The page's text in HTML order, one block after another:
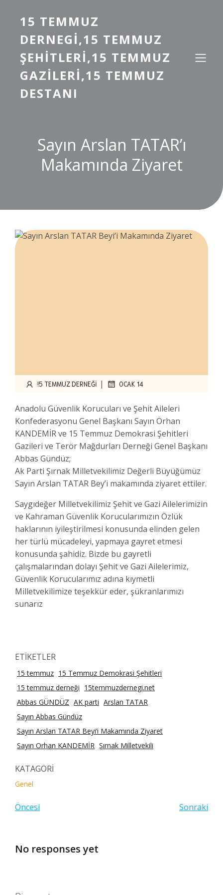
15 TEMMUZ
DERNEGI,15 TEMMUZ
ŞEHITLERI,15 TEMMUZ
GAZILERI,15 TEMMUZ
DESTANI
Sayın Arslan TATAR’ı
Makamında Ziyaret
!5 TEMMUZ DERNEĞI | OCAK 14
Anadolu Güvenlik Korucuları ve Şehit Aileleri
Konfederasyonu Genel Başkanı Sayın Orhan
KANDEMİR ve 15 Temmuz Demokrasi Şehitleri
Gazileri ve Terör Mağdurları Derneği Genel Başkanı
Abbas Gündüz;
Ak Parti Şırnak Milletvekilimiz Değerli Büyüğümüz
Sayın Arslan TATAR Bey’i makamında ziyaret ettiler.
Saygıdeğer Milletvekilimiz Şehit ve Gazi Ailelerimizin
ve Kahraman Güvenlik Korucularımızın Özlük
haklarının iyileştirilmesi konusunda elinden gelen
her türlü mücadeleyi, yapmaya gayret etmesi
konusunda şahidiz. Bizde bu gayretli
çalışmalarından dolayı Şehit ve Gazi Ailelerimiz,
Güvenlik Korucularımız adına kıymetli
Milletvekilimize teşekkür eder, şükranlarımızı
sunarız
ETİKETLER
15 temmuz 15 Temmuz Demokrasi Şehitleri
15 temmuz derneği 15temmuzdernegi.net
Abbas GÜNDÜZ AK parti Arslan TATAR
Sayın Abbas Gündüz
Sayın Arslan TATAR Beyi’i Makamında Ziyaret
Sayın Orhan KANDEMİR Şırnak Milletvekili
KATAGORİ
Genel
Öncesi Sonraki
No responses yet